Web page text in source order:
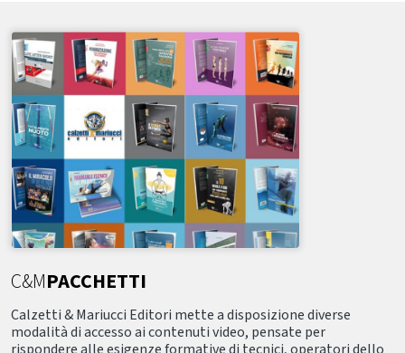
C&MPACCHETTI
Calzetti & Mariucci Editori mette a disposizione diverse
modalità di accesso ai contenuti video, pensate per